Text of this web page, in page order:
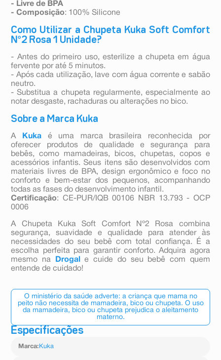
- Livre de BPA
- Composição: 100% Silicone
Como Utilizar a Chupeta Kuka Soft Comfort
Nº2 Rosa 1 Unidade?
- Antes do primeiro uso, esterilize a chupeta em água
fervente por até 5 minutos.
- Após cada utilização, lave com água corrente e sabão
neutro.
- Substitua a chupeta regularmente, especialmente ao
notar desgaste, rachaduras ou alterações no bico.
Sobre a Marca Kuka
A Kuka é uma marca brasileira reconhecida por
oferecer produtos de qualidade e segurança para
bebês, como mamadeiras, bicos, chupetas, copos e
acessórios infantis. Seus itens são desenvolvidos com
materiais livres de BPA, design ergonômico e foco no
conforto e bem-estar dos pequenos, acompanhando
todas as fases do desenvolvimento infantil.
Certificação: CE-PUR/IQB 00106 NBR 13.793 - OCP
0006
A Chupeta Kuka Soft Comfort Nº2 Rosa combina
segurança, suavidade e qualidade para atender às
necessidades do seu bebê com total confiança. É a
escolha perfeita para garantir conforto. Adquira agora
mesmo na
Drogal
e cuide do seu bebê com quem
entende de cuidado!
O ministério da saúde adverte: a criança que mama no
peito não necessita de mamadeira, bico ou chupeta. O uso
da mamadeira, bico ou chupeta prejudica o aleitamento
materno.
Especificações
Marca: Kuka